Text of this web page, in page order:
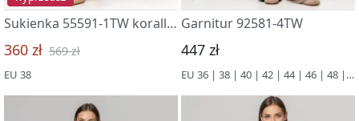
Sukienka 55591-1TW korallovyj
360 zł 569 zł
EU 38
Garnitur 92581-4TW
447 zł
EU 36 | 38 | 40 | 42 | 44 | 46 | 48 | 50